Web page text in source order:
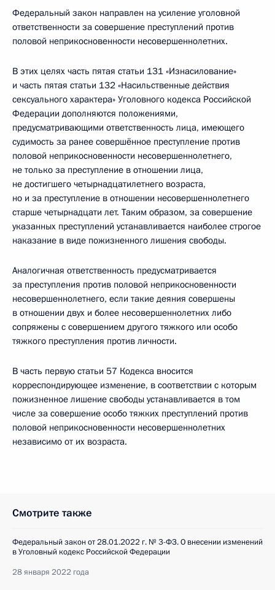
Федеральный закон направлен на усиление уголовной
ответственности за совершение преступлений против
половой неприкосновенности несовершеннолетних.
В этих целях часть пятая статьи 131 «Изнасилование»
и часть пятая статьи 132 «Насильственные действия
сексуального характера» Уголовного кодекса Российской
Федерации дополняются положениями,
предусматривающими ответственность лица, имеющего
судимость за ранее совершённое преступление против
половой неприкосновенности несовершеннолетнего,
не только за преступление в отношении лица,
не достигшего четырнадцатилетнего возраста,
но и за преступление в отношении несовершеннолетнего
старше четырнадцати лет. Таким образом, за совершение
указанных преступлений устанавливается наиболее строгое
наказание в виде пожизненного лишения свободы.
Аналогичная ответственность предусматривается
за преступления против половой неприкосновенности
несовершеннолетнего, если такие деяния совершены
в отношении двух и более несовершеннолетних либо
сопряжены с совершением другого тяжкого или особо
тяжкого преступления против личности.
В часть первую статьи 57 Кодекса вносится
корреспондирующее изменение, в соответствии с которым
пожизненное лишение свободы устанавливается в том
числе за совершение особо тяжких преступлений против
половой неприкосновенности несовершеннолетних
независимо от их возраста.
Смотрите также
Федеральный закон от 28.01.2022 г. № 3-ФЗ. О внесении изменений
в Уголовный кодекс Российской Федерации
28 января 2022 года